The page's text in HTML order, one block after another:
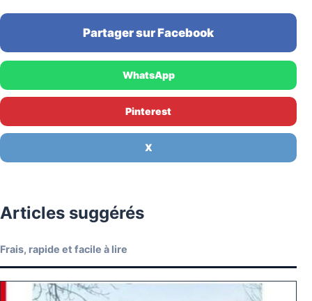
Partager sur Facebook
WhatsApp
Pinterest
X
Articles suggérés
Frais, rapide et facile à lire